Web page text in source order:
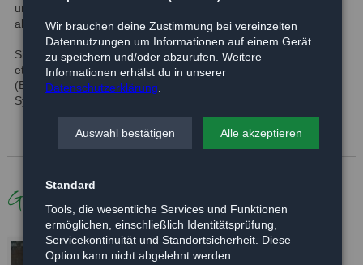
und ein echter Wirbelwind - stillhalten für ein schickes Foto ist
allerdings ausgeschlossen ;).
Sie ist sehr aktiv und lieb, braucht aber sicherlich auch noch
etwas Erziehung. Für Suse wäre ein Körbchen für sie allein
(Einzelhund) ideal, da sie bei anderen Hunden mitunter nach
Sympathie entscheidet.
Galerie
Wir brauchen deine Zustimmung bei vereinzelten
Datennutzungen um Informationen auf einem Gerät
zu speichern und/oder abzurufen. Weitere
Informationen erhälst du in unserer
Datenschutzerklärung
Auswahl bestätigen Alle akzeptieren
Standard
Tools, die wesentliche Services und Funktionen
ermöglichen, einschließlich Identitätsprüfung,
Servicekontinuität und Standortsicherheit. Diese
Option kann nicht abgelehnt werden.